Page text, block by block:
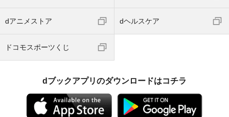
dアニメストア dヘルスケア
ドコモスポーツくじ
dブックアプリのダウンロードはコチラ